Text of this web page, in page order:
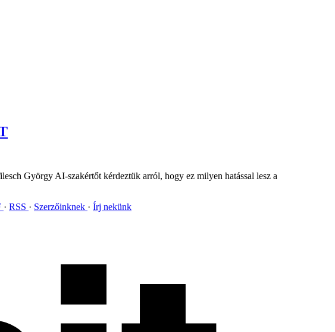
György AI-szakértőt kérdeztük arról, hogy ez milyen hatással lesz a
RSS Szerzőinknek Írj nekünk